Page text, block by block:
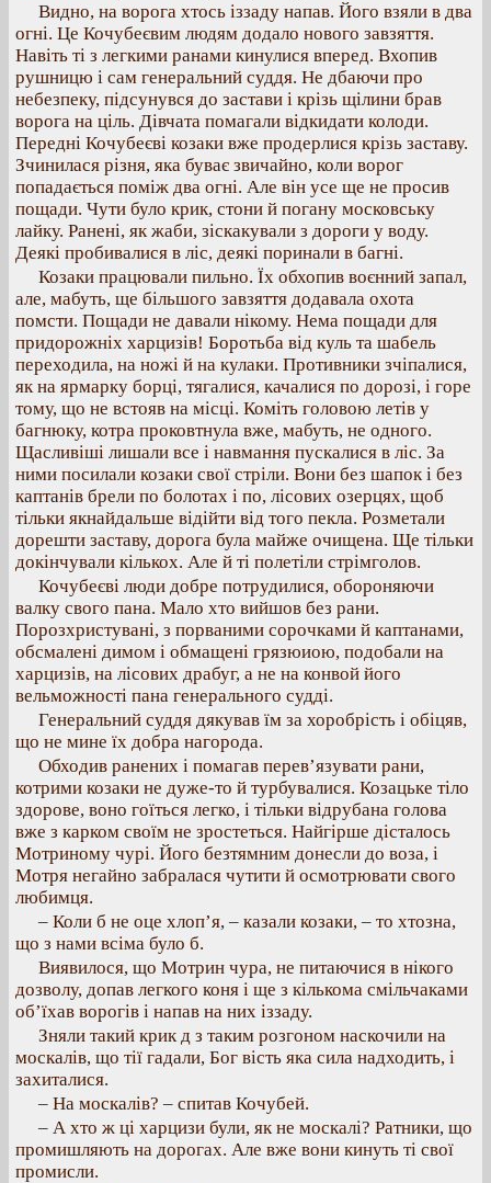
Видно, на ворога хтось іззаду напав. Його взяли в два
огні. Це Кочубеєвим людям додало нового завзяття.
Навіть ті з легкими ранами кинулися вперед. Вхопив
рушницю і сам генеральний суддя. Не дбаючи про
небезпеку, підсунувся до застави і крізь щілини брав
ворога на ціль. Дівчата помагали відкидати колоди.
Передні Кочубеєві козаки вже продерлися крізь заставу.
Зчинилася різня, яка буває звичайно, коли ворог
попадається поміж два огні. Але він усе ще не просив
пощади. Чути було крик, стони й погану московську
лайку. Ранені, як жаби, зіскакували з дороги у воду.
Деякі пробивалися в ліс, деякі поринали в багні.
Козаки працювали пильно. Їх обхопив воєнний запал,
але, мабуть, ще більшого завзяття додавала охота
помсти. Пощади не давали нікому. Нема пощади для
придорожніх харцизів! Боротьба від куль та шабель
переходила, на ножі й на кулаки. Противники зчіпалися,
як на ярмарку борці, тягалися, качалися по дорозі, і горе
тому, що не встояв на місці. Коміть головою летів у
багнюку, котра проковтнула вже, мабуть, не одного.
Щасливіші лишали все і навмання пускалися в ліс. За
ними посилали козаки свої стріли. Вони без шапок і без
каптанів брели по болотах і по, лісових озерцях, щоб
тільки якнайдальше відійти від того пекла. Розметали
дорешти заставу, дорога була майже очищена. Ще тільки
докінчували кількох. Але й ті полетіли стрімголов.
Кочубеєві люди добре потрудилися, обороняючи
валку свого пана. Мало хто вийшов без рани.
Порозхристувані, з порваними сорочками й каптанами,
обсмалені димом і обмащені грязюиою, подобали на
харцизів, на лісових драбуг, а не на конвой його
вельможності пана генерального судді.
Генеральний суддя дякував їм за хоробрість і обіцяв,
що не мине їх добра нагорода.
Обходив ранених і помагав перев’язувати рани,
котрими козаки не дуже-то й турбувалися. Козацьке тіло
здорове, воно гоїться легко, і тільки відрубана голова
вже з карком своїм не зростеться. Найгірше дісталось
Мотриному чурі. Його безтямним донесли до воза, і
Мотря негайно забралася чутити й осмотрювати свого
любимця.
– Коли б не оце хлоп’я, – казали козаки, – то хтозна,
що з нами всіма було б.
Виявилося, що Мотрин чура, не питаючися в нікого
дозволу, допав легкого коня і ще з кількома смільчаками
об’їхав ворогів і напав на них іззаду.
Зняли такий крик д з таким розгоном наскочили на
москалів, що тії гадали, Бог вість яка сила надходить, і
захиталися.
– На москалів? – спитав Кочубей.
– А хто ж ці харцизи були, як не москалі? Ратники, що
промишляють на дорогах. Але вже вони кинуть ті свої
промисли.